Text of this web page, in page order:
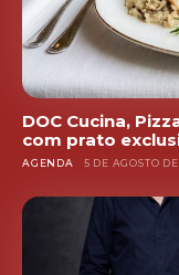
DOC Cucina,
com prato
AGENDA 5 DE AGOSTO